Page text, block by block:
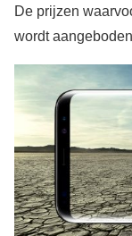
De prijzen
wordt